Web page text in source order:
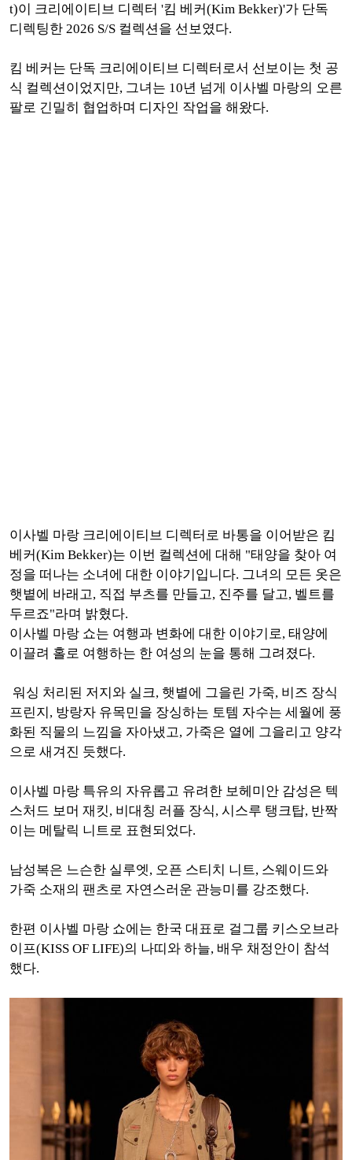
t)이 크리에이티브 디렉터 '킴 베커(Kim Bekker)'가 단독
디렉팅한 2026 S/S 컬렉션을 선보였다.
킴 베커는 단독 크리에이티브 디렉터로서 선보이는 첫 공
식 컬렉션이었지만, 그녀는 10년 넘게 이사벨 마랑의 오른
팔로 긴밀히 협업하며 디자인 작업을 해왔다.
이사벨 마랑 크리에이티브 디렉터로 바통을 이어받은 킴
베커(Kim Bekker)는 이번 컬렉션에 대해 "태양을 찾아 여
정을 떠나는 소녀에 대한 이야기입니다. 그녀의 모든 옷은
햇볕에 바래고, 직접 부츠를 만들고, 진주를 달고, 벨트를
두르죠"라며 밝혔다.
이사벨 마랑 쇼는 여행과 변화에 대한 이야기로, 태양에
이끌려 홀로 여행하는 한 여성의 눈을 통해 그려졌다.
워싱 처리된 저지와 실크, 햇볕에 그을린 가죽, 비즈 장식
프린지, 방랑자 유목민을 장싱하는 토템 자수는 세월에 풍
화된 직물의 느낌을 자아냈고, 가죽은 열에 그을리고 양각
으로 새겨진 듯했다.
이사벨 마랑 특유의 자유롭고 유려한 보헤미안 감성은 텍
스처드 보머 재킷, 비대칭 러플 장식, 시스루 탱크탑, 반짝
이는 메탈릭 니트로 표현되었다.
남성복은 느슨한 실루엣, 오픈 스티치 니트, 스웨이드와
가죽 소재의 팬츠로 자연스러운 관능미를 강조했다.
한편 이사벨 마랑 쇼에는 한국 대표로 걸그룹 키스오브라
이프(KISS OF LIFE)의 나띠와 하늘, 배우 채정안이 참석
했다.